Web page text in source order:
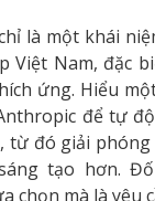
là một khái
Việt Nam, đặc
ứng. Hiểu
để tự
đó giải
tạo hơn.
chọn mà là